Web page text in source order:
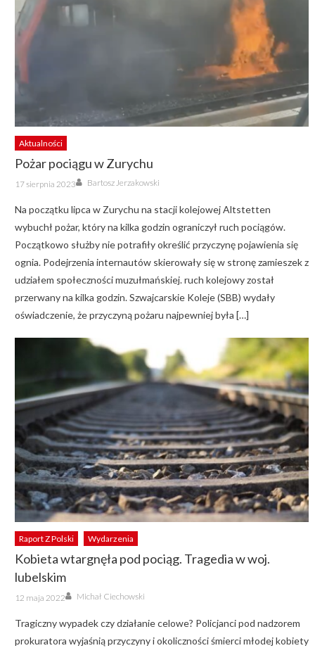
Aktualności
Pożar pociągu w Zurychu
Posted
on
17 sierpnia 2023 Author
Bartosz Jerzakowski
Na początku lipca w Zurychu na stacji kolejowej Altstetten
wybuchł pożar, który na kilka godzin ograniczył ruch pociągów.
Początkowo służby nie potrafiły określić przyczynę pojawienia się
ognia. Podejrzenia internautów skierowały się w stronę zamieszek z
udziałem społeczności muzułmańskiej. ruch kolejowy został
przerwany na kilka godzin. Szwajcarskie Koleje (SBB) wydały
oświadczenie, że przyczyną pożaru najpewniej była […]
Raport Z Polski Wydarzenia
Kobieta wtargnęła pod pociąg. Tragedia w woj.
lubelskim
Posted
on
12 maja 2022 Author
Michał Ciechowski
Tragiczny wypadek czy działanie celowe? Policjanci pod nadzorem
prokuratora wyjaśnią przyczyny i okoliczności śmierci młodej kobiety